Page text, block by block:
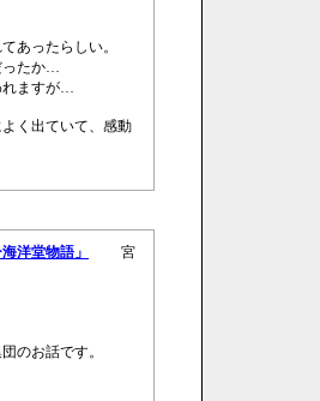
あったらしい。
ったか…
れますが…
く出ていて、感動
洋堂物語」
宮
のお話です。